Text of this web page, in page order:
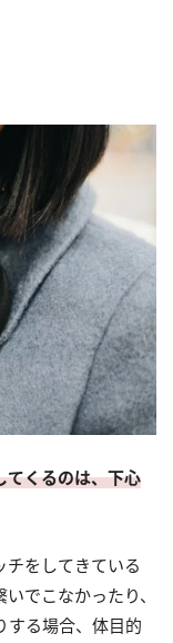
てくるのは、下心
をしてきている
でこなかったり、
する場合、体目的